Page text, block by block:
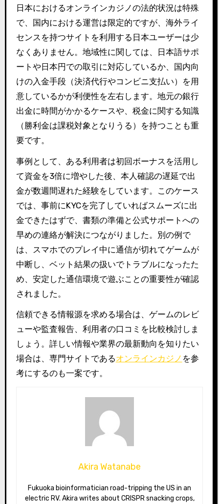
日本におけるオンラインカジノの法的状況は特殊
で、国内における運営は限定的ですが、海外ライ
センスを持つサイトを利用する日本ユーザーは少
なくありません。地域性に関しては、日本語サポ
ートや日本円での取引に対応しているか、国内向
けの入金手段（決済代行やコンビニ支払い）を用
意しているかが利便性を左右します。地元の銀行
出金に時間がかかるケースや、税金に関する知識
（勝利金は課税対象となりうる）を持つことも重
要です。
事例として、ある利用者は初回ボーナスを活用し
て資金を3倍に増やした後、本人確認の遅延で出
金が数週間遅れた経験をしています。このケース
では、事前にKYCを完了していればスムーズに出
金できたはずで、書類の準備と公式サポートへの
早めの連絡が解決につながりました。別の例で
は、スマホでのプレイ中に通信が切れてゲームが
中断し、ベット結果の扱いでトラブルになったた
め、安定した通信環境で遊ぶことの重要性が確認
されました。
信頼できる情報源を求める場合は、ゲームのレビ
ューや監査報告、利用者の口コミを比較検討しま
しょう。詳しい情報や業界の最新動向を知りたい
場合は、専門サイトであるオンラインカジノ を参
考にするのも一案です。
Akira Watanabe
Fukuoka bioinformatician road-tripping the US in an
electric RV. Akira writes about CRISPR snacking crops,